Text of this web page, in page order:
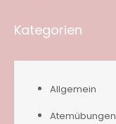
Kategorien
Allgemein
Atemübungen